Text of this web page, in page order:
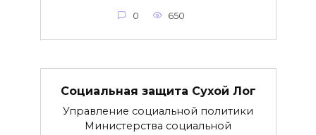
0 650
Социальная защита Сухой Лог
Управление социальной политики
Министерства социальной